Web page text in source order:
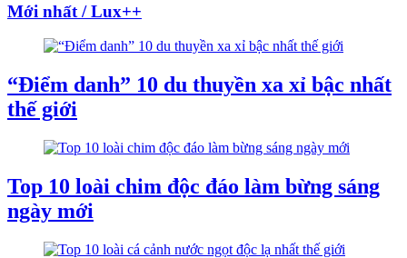
Mới nhất / Lux++
“Điểm danh” 10 du thuyền xa xỉ bậc nhất
thế giới
Top 10 loài chim độc đáo làm bừng sáng
ngày mới